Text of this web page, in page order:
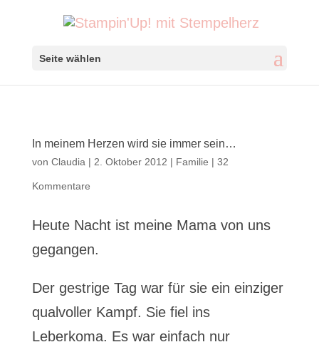
Seite wählen
In meinem Herzen wird sie immer sein…
von Claudia | 2. Oktober 2012 | Familie | 32
Kommentare
Heute Nacht ist meine Mama von uns
gegangen.
Der gestrige Tag war für sie ein einziger
qualvoller Kampf. Sie fiel ins
Leberkoma. Es war einfach nur